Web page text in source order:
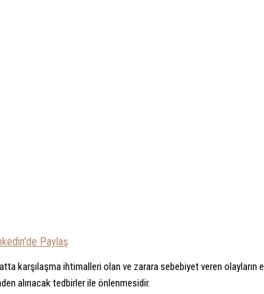
Paylaş
karşılaşma ihtimalleri olan ve zarara sebebiyet veren
alınacak tedbirler ile önlenmesidir.